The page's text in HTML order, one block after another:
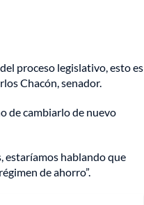
proceso legislativo, esto es
Chacón, senador.
de cambiarlo de nuevo
estaríamos hablando que
de ahorro”.